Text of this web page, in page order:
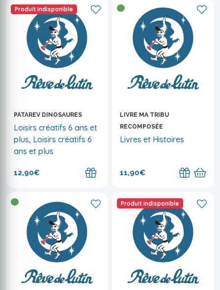
Produit indisponible
PATAREV DINOSAURES
Loisirs créatifs 6 ans et
plus, Loisirs créatifs 6
ans et plus
12,90€
LIVRE MA TRIBU
RECOMPOSÉE
Livres et Histoires
11,90€
Produit indisponible